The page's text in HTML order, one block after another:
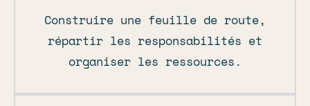
Construire une feuille de route,
répartir les responsabilités et
organiser les ressources.